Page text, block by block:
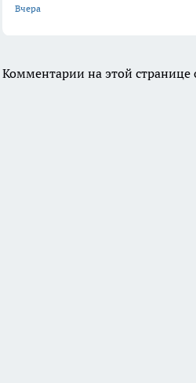
Вчера
Комментарии на этой